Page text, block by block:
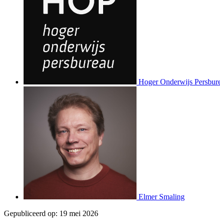
Hoger Onderwijs
Elmer Smaling
Gepubliceerd op: 19 mei 2026